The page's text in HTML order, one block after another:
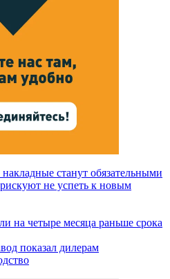
станут обязательными
не успеть к новым
на четыре месяца раньше срока
показал дилерам